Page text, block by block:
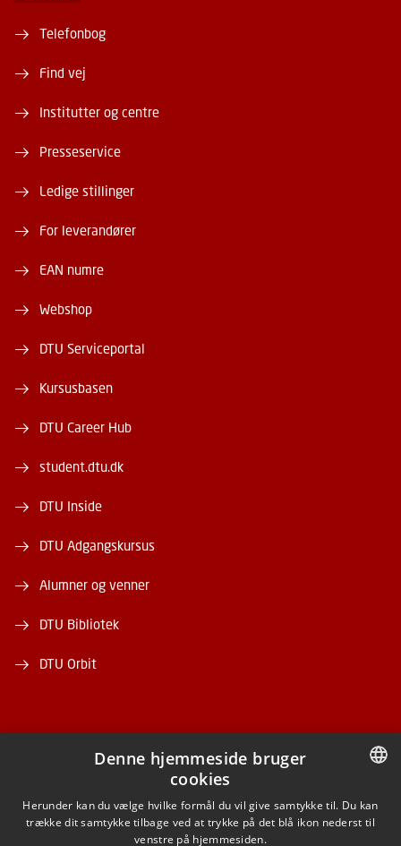
Telefonbog
Find vej
Institutter og centre
Presseservice
Ledige stillinger
For leverandører
EAN numre
Webshop
DTU Serviceportal
Kursusbasen
DTU Career Hub
student.dtu.dk
DTU Inside
DTU Adgangskursus
Alumner og venner
DTU Bibliotek
DTU Orbit
FACEBOOK
INSTAGRAM
DANISH
Denne hjemmeside bruger
cookies
Herunder kan du vælge hvilke formål du vil give samtykke til. Du kan
trække dit samtykke tilbage ved at trykke på det blå ikon nederst til
venstre på hjemmesiden.